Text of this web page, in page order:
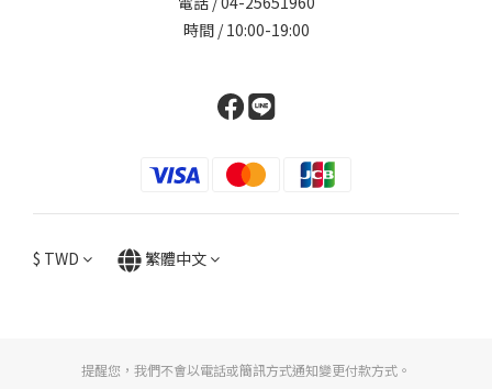
時間 / 10:00-19:00
$ TWD 繁體中文
提醒您，我們不會以電話或簡訊方式通知變更付款方式。